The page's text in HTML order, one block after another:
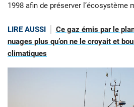
1998 afin de préserver l’écosystème
LIRE AUSSI
Ce gaz émis par le
nuages plus qu’on ne le croyait et
climatiques